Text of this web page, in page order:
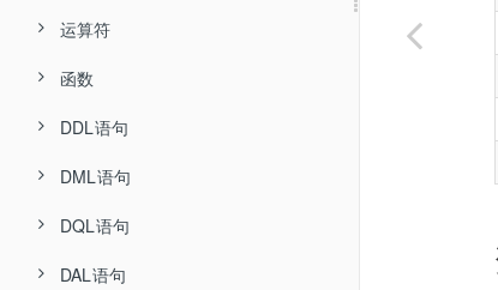
数据库部署(分布式)
通过 PXD 部署
通过 Kubernetes 部署
数据库部署(集中式)
通过 RPM 部署
私有镜像仓库说明
数值类型
字符串类型
Collation 类型
日期和时间类型
JSON 类型
运算符
逻辑运算符
算术运算符
比较运算符
位运算符
赋值运算符
函数
拆分函数
HASH
STR_HASH
UNI_HASH
日期时间函数
字符串函数
转换函数
DDL语句
分库分表语法
CREATE DATABASE
DROP DATABASE
分区表语法
CREATE DATABASE
DML语句
INSERT
REPLACE
DQL语句
SELECT
DAL语句